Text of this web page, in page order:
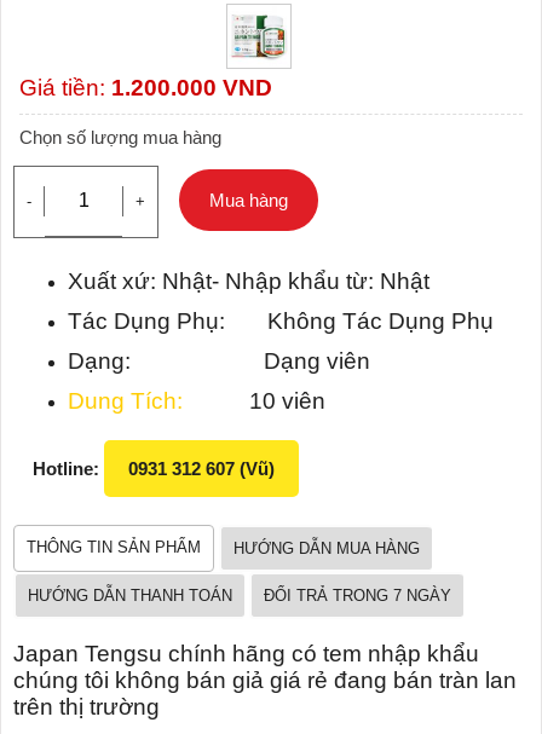
Giá tiền: 1.200.000 VND
Chọn số lượng mua hàng
- + Mua hàng
Xuất xứ: Nhật- Nhập khẩu từ: Nhật
Tác Dụng Phụ: Không Tác Dụng Phụ
Dạng: Dạng viên
Dung Tích:
10 viên
Hotline: 0931 312 607 (Vũ)
THÔNG TIN SẢN PHẨM HƯỚNG DẪN MUA HÀNG
HƯỚNG DẪN THANH TOÁN ĐỔI TRẢ TRONG 7 NGÀY
Japan Tengsu chính hãng có tem nhập khẩu
chúng tôi không bán giả giá rẻ đang bán tràn lan
trên thị trường